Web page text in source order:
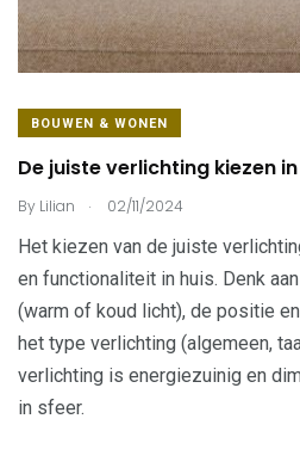
BOUWEN & WONEN
De juiste verlichting kiezen
By Lilian . 02/11/2024
Het kiezen van de juiste
en functionaliteit in huis. Denk
(warm of koud licht), de positie
het type verlichting (algemeen,
verlichting is energiezuinig en
in sfeer.